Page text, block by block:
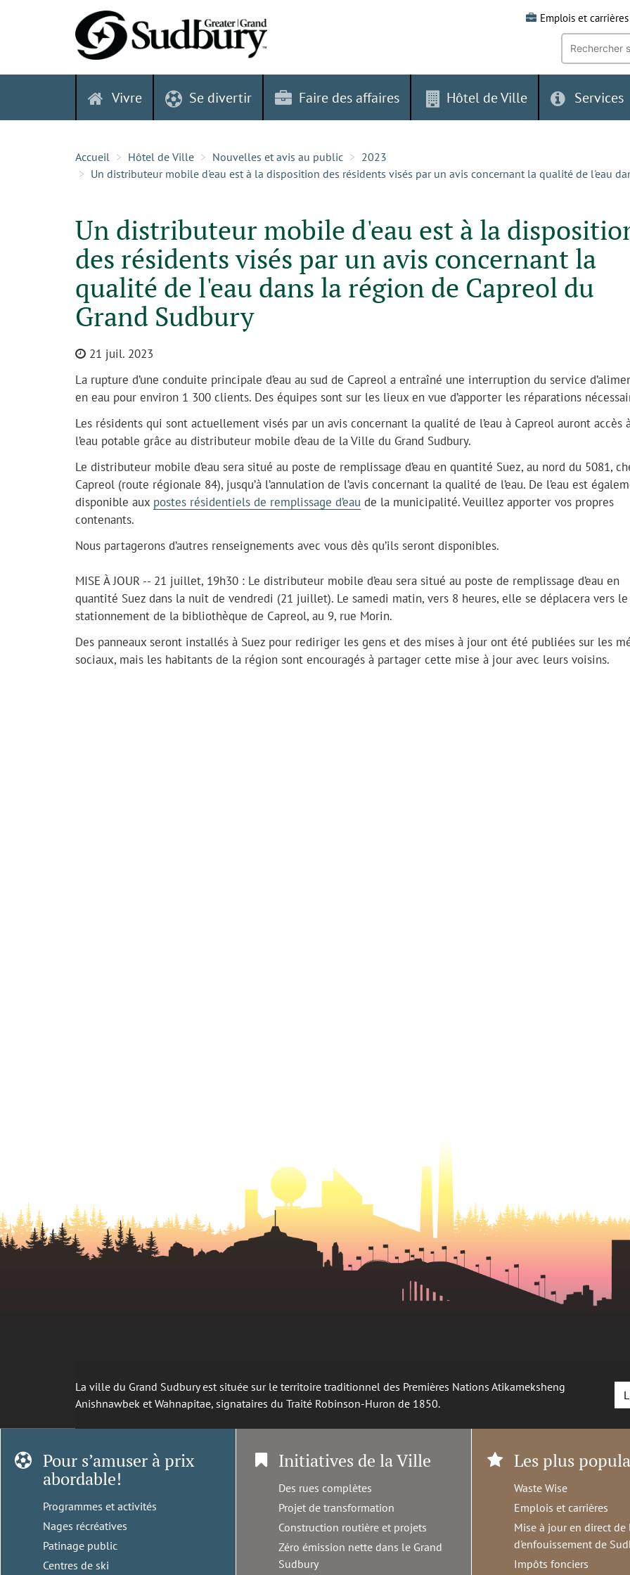
Emplois et carrières
Recherche
mot-
clé:
Vivre Se divertir Faire des affaires Hôtel de Ville Services
Accueil Hôtel de Ville Nouvelles et avis au public
2023
Un distributeur mobile d'eau est à la disposition des résidents visés par un avis concernant la qualité de l'eau
Un distributeur mobile d'eau est à la
des résidents visés par un avis concernant la
qualité de l'eau dans la région de Capreol du
Grand Sudbury
21 juil. 2023
La rupture d’une conduite principale d’eau au sud de Capreol a entraîné une interruption du service
en eau pour environ 1 300 clients. Des équipes sont sur les lieux en vue d’apporter les réparations
Les résidents qui sont actuellement visés par un avis concernant la qualité de l’eau à Capreol auront accès
l’eau potable grâce au distributeur mobile d’eau de la Ville du Grand Sudbury.
Le distributeur mobile d’eau sera situé au poste de remplissage d’eau en quantité Suez, au nord du 5081,
Capreol (route régionale 84), jusqu’à l’annulation de l’avis concernant la qualité de l’eau. De l’eau est
disponible aux postes résidentiels de remplissage d’eau de la municipalité. Veuillez apporter vos propres
contenants.
Nous partagerons d’autres renseignements avec vous dès qu’ils seront disponibles.
MISE À JOUR -- 21 juillet, 19h30 : Le distributeur mobile d’eau sera situé au poste de remplissage d’eau en
quantité Suez dans la nuit de vendredi (21 juillet). Le samedi matin, vers 8 heures, elle se déplacera vers le
stationnement de la bibliothèque de Capreol, au 9, rue Morin.
Des panneaux seront installés à Suez pour rediriger les gens et des mises à jour ont été publiées sur les
sociaux, mais les habitants de la région sont encouragés à partager cette mise à jour avec leurs voisins.
La ville du Grand Sudbury est située sur le territoire traditionnel des Premières Nations Atikameksheng
Anishnawbek et Wahnapitae, signataires du Traité Robinson-Huron de 1850.
Pour s’amuser à prix
abordable!
Programmes et activités
Nages récréatives
Patinage public
Centres de ski
Initiatives de la Ville
Des rues complètes
Projet de transformation
Construction routière et projets
Zéro émission nette dans le Grand
Sudbury
Les plus
Waste Wise
Emplois et carrières
Mise à jour en direct de
d'enfouissement de
Impôts fonciers